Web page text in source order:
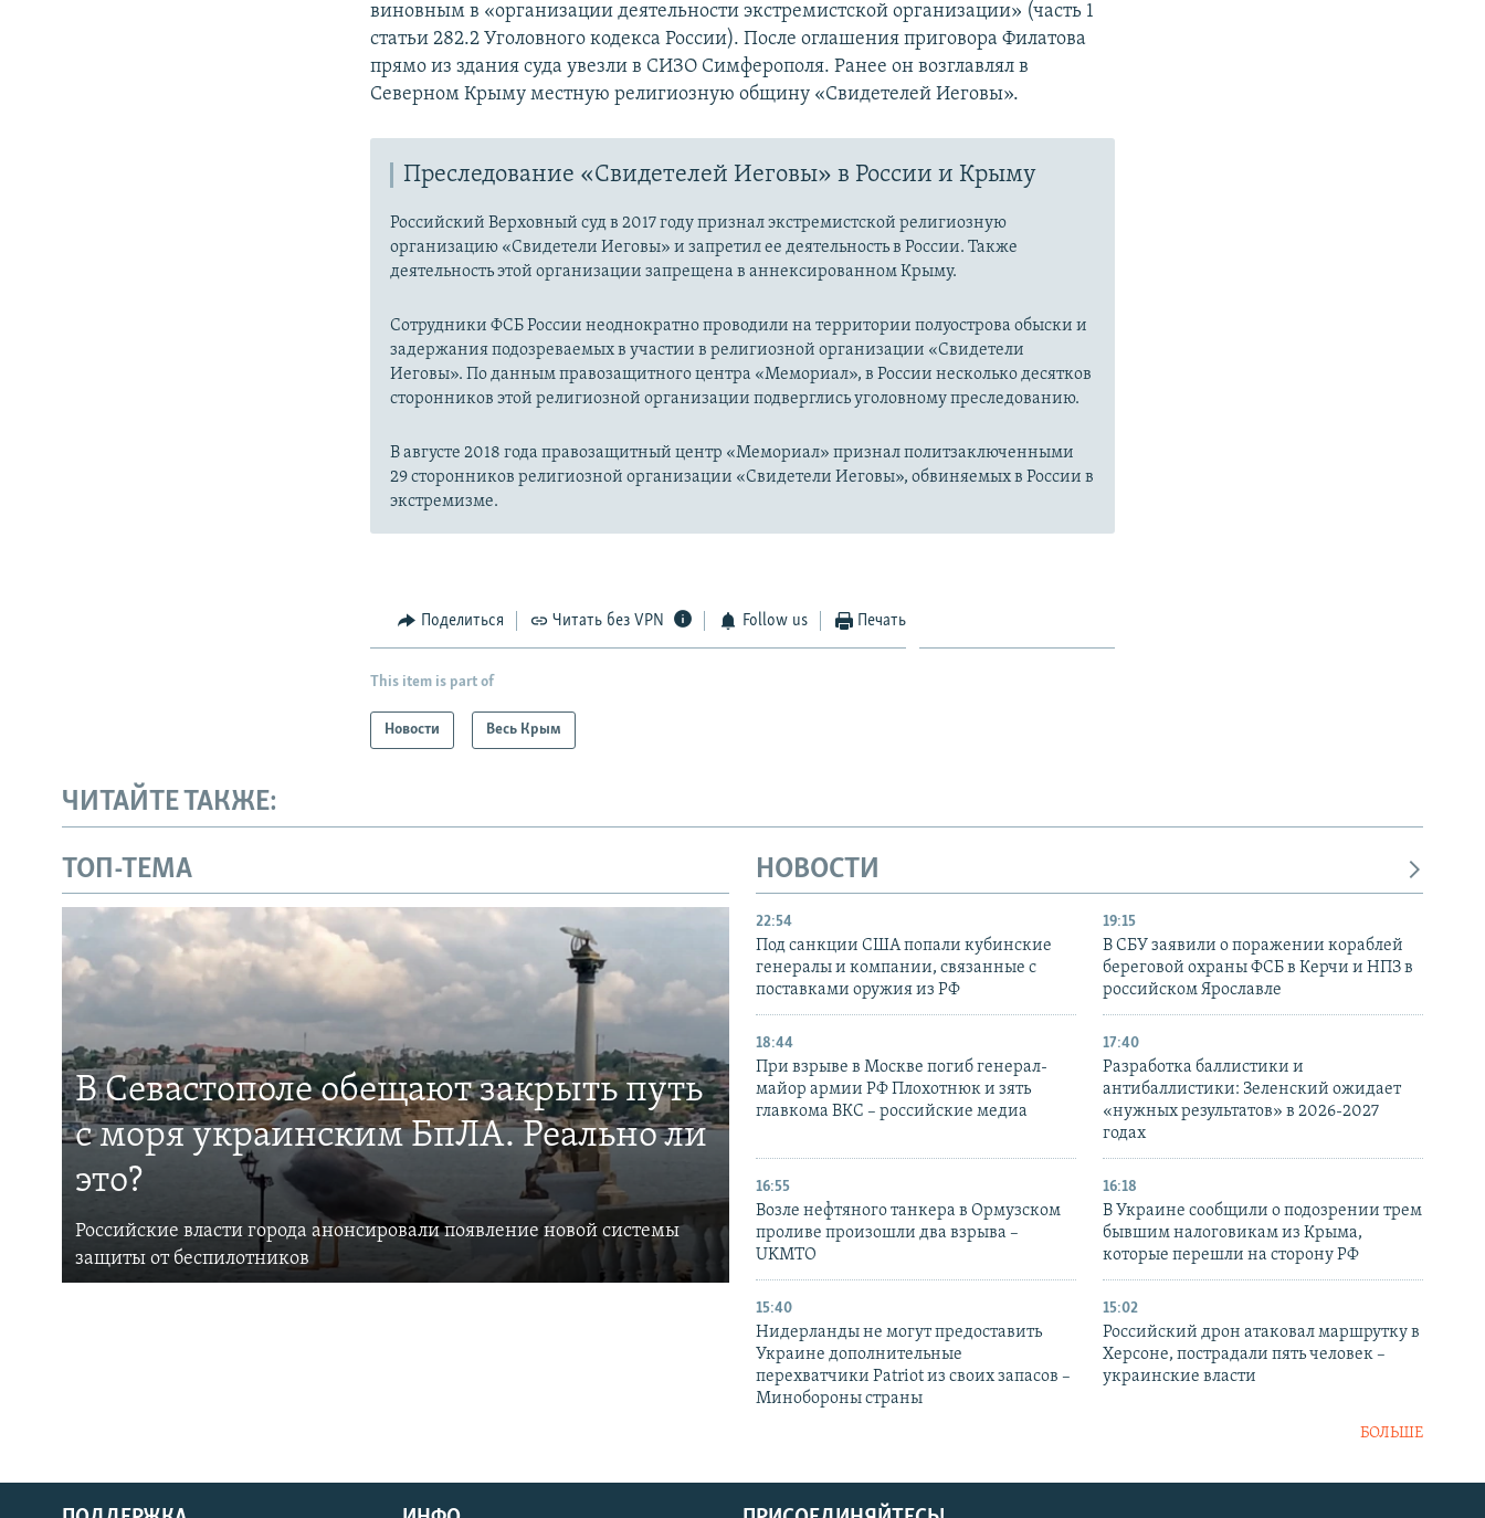
виновным в «​организации деятельности экстремистской организации»​ (часть 1
статьи 282.2 Уголовного кодекса России). После оглашения приговора Филатова
прямо из здания суда увезли в СИЗО Симферополя. Ранее он возглавлял в
Северном Крыму местную религиозную общину «Свидетелей Иеговы».
Преследование «Свидетелей Иеговы» в России и Крыму
Российский Верховный суд в 2017 году признал экстремистской религиозную
организацию «Свидетели Иеговы» и запретил ее деятельность в России. Также
деятельность этой организации запрещена в аннексированном Крыму.
Сотрудники ФСБ России неоднократно проводили на территории полуострова обыски и
задержания подозреваемых в участии в религиозной организации «Свидетели
Иеговы». По данным правозащитного центра «Мемориал», в России несколько десятков
сторонников этой религиозной организации подверглись уголовному преследованию.
В августе 2018 года правозащитный центр «Мемориал» признал политзаключенными
29 сторонников религиозной организации «Свидетели Иеговы», обвиняемых в России в
экстремизме.
Поделиться Читать без VPN Follow us Печать
This item is part of
Новости Весь Крым
ЧИТАЙТЕ ТАКЖЕ:
ТОП-ТЕМА
В Севастополе обещают закрыть путь
с моря украинским БпЛА. Реально ли
это?
Российские власти города анонсировали появление новой системы
защиты от беспилотников
НОВОСТИ
22:54
Под санкции США попали кубинские
генералы и компании, связанные с
поставками оружия из РФ
19:15
В СБУ заявили о поражении кораблей
береговой охраны ФСБ в Керчи и НПЗ в
российском Ярославле
18:44
При взрыве в Москве погиб генерал-
майор армии РФ Плохотнюк и зять
главкома ВКС – российские медиа
17:40
Разработка баллистики и
антибаллистики: Зеленский ожидает
«нужных результатов» в 2026-2027
годах
16:55
Возле нефтяного танкера в Ормузском
проливе произошли два взрыва –
UKMTO
16:18
В Украине сообщили о подозрении трем
бывшим налоговикам из Крыма,
которые перешли на сторону РФ
15:40
Нидерланды не могут предоставить
Украине дополнительные
перехватчики Patriot из своих запасов –
Минобороны страны
15:02
Российский дрон атаковал маршрутку в
Херсоне, пострадали пять человек –
украинские власти
БОЛЬШЕ